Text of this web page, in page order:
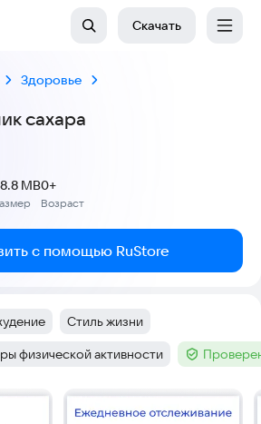
Скачать
Здоровье
сахара
MB
Возраст
0+
с помощью RuStore
Тег:
Стиль жизни
физической активности Тег :